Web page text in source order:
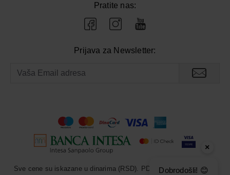
Pratite nas:
Prijava za Newsletter:
Sve cene su iskazane u dinarima (RSD). PDV je uračunat u cenu.
×
Dobrodošli! 😊